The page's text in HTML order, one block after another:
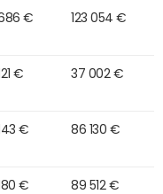
€ 123 054 €
€ 37 002 €
€ 86 130 €
€ 89 512 €